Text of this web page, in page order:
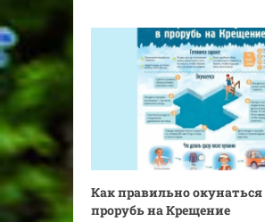
Как правильно окунаться
прорубь на Крещение